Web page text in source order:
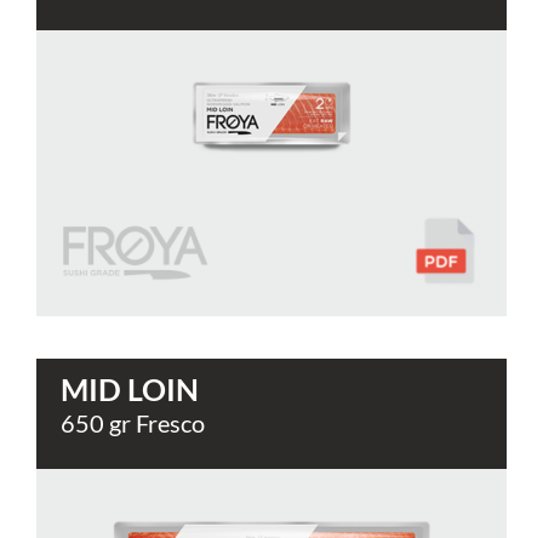
MID LOIN
650 gr Fresco